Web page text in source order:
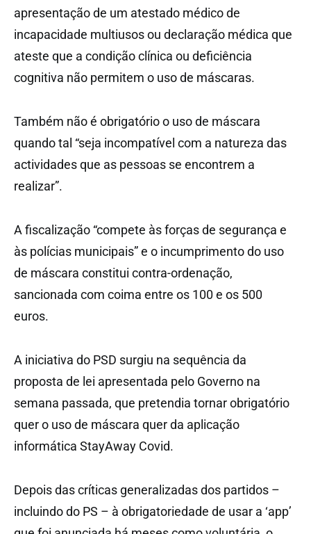
apresentação de um atestado médico de
incapacidade multiusos ou declaração médica que
ateste que a condição clínica ou deficiência
cognitiva não permitem o uso de máscaras.
Também não é obrigatório o uso de máscara
quando tal “seja incompatível com a natureza das
actividades que as pessoas se encontrem a
realizar”.
A fiscalização “compete às forças de segurança e
às polícias municipais” e o incumprimento do uso
de máscara constitui contra-ordenação,
sancionada com coima entre os 100 e os 500
euros.
A iniciativa do PSD surgiu na sequência da
proposta de lei apresentada pelo Governo na
semana passada, que pretendia tornar obrigatório
quer o uso de máscara quer da aplicação
informática StayAway Covid.
Depois das críticas generalizadas dos partidos –
incluindo do PS – à obrigatoriedade de usar a ‘app’